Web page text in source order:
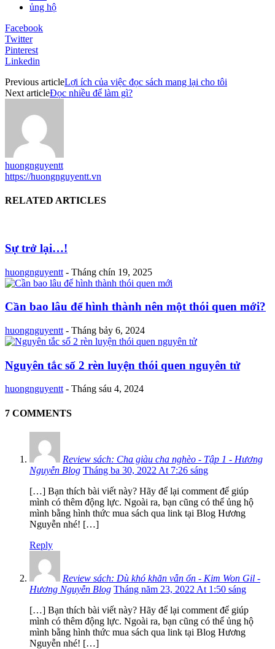
ủng hộ
Facebook
Twitter
Pinterest
Linkedin
Previous articleLợi ích của việc đọc sách mang lại cho tôi
Next articleĐọc nhiều để làm gì?
huongnguyentt
https://huongnguyentt.vn
RELATED ARTICLES
Sự trở lại…!
huongnguyentt - Tháng chín 19, 2025
Cần bao lâu để hình thành nên một thói quen mới?
huongnguyentt - Tháng bảy 6, 2024
Nguyên tắc số 2 rèn luyện thói quen nguyên tử
huongnguyentt - Tháng sáu 4, 2024
7 COMMENTS
Review sách: Cha giàu cha nghèo - Tập 1 - Hương
Nguyễn Blog Tháng ba 30, 2022 At 7:26 sáng
[…] Bạn thích bài viết này? Hãy để lại comment để giúp
mình có thêm động lực. Ngoài ra, bạn cũng có thể ủng hộ
mình bằng hình thức mua sách qua link tại Blog Hương
Nguyễn nhé! […]
Reply
Review sách: Dù khó khăn vẫn ổn - Kim Won Gil -
Hương Nguyễn Blog Tháng năm 23, 2022 At 1:50 sáng
[…] Bạn thích bài viết này? Hãy để lại comment để giúp
mình có thêm động lực. Ngoài ra, bạn cũng có thể ủng hộ
mình bằng hình thức mua sách qua link tại Blog Hương
Nguyễn nhé! […]